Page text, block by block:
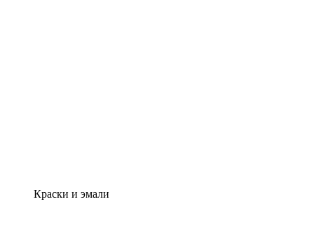
Краски и эмали